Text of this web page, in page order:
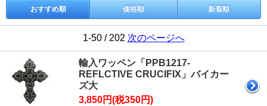
おすすめ順 価格順 新着順
1-50 / 202 次のページへ
輸入ワッペン「PPB1217-
REFLCTIVE CRUCIFIX」バイカー
ズ大
3,850円(税350円)